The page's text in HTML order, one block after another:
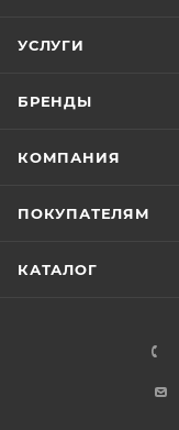
УСЛУГИ
БРЕНДЫ
КОМПАНИЯ
ПОКУПАТЕЛЯМ
КАТАЛОГ